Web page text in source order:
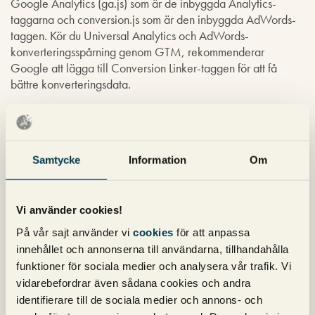
Samtycke Information Om
Vi använder cookies!
På vår sajt använder vi cookies för att anpassa
innehållet och annonserna till användarna, tillhandahålla
funktioner för sociala medier och analysera vår trafik. Vi
vidarebefordrar även sådana cookies och andra
identifierare till de sociala medier och annons- och
taggarna och conversion.js som är den inbyggda AdWords-
taggen. Kör du Universal Analytics och AdWords-
konverteringsspårning genom GTM, rekommenderar
Google att lägga till Conversion Linker-taggen för att få
bättre konverteringsdata.
Det är fortfarande en del oklarheter kring gtag.js. Google
själva skriver att en implementering av gtag.js gör att man
kan ta del av de senaste funktionerna och integreringarna när
de släpps. När detta blir eller vad, vet vi inte riktigt just nu.
Men det ska bli spännande att se vad som händer i
gtag.js är du varmt välkommen att höra av dig till oss på
Pineberry!
Daniel Hofflander
Sökmotorkonsult